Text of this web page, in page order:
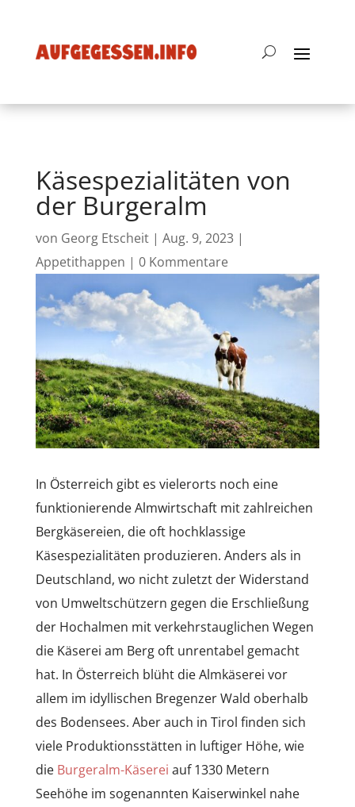
Käsespezialitäten von
der Burgeralm
von Georg Etscheit| Aug. 9, 2023|
Appetithappen | 0 Kommentare
In Österreich gibt es vielerorts noch eine
funktionierende Almwirtschaft mit zahlreichen
Bergkäsereien, die oft hochklassige
Käsespezialitäten produzieren. Anders als in
Deutschland, wo nicht zuletzt der Widerstand
von Umweltschützern gegen die Erschließung
der Hochalmen mit verkehrstauglichen Wegen
die Käserei am Berg oft unrentabel gemacht
hat. In Österreich blüht die Almkäserei vor
allem im idyllischen Bregenzer Wald oberhalb
des Bodensees. Aber auch in Tirol finden sich
viele Produktionsstätten in luftiger Höhe, wie
die Burgeralm-Käserei auf 1330 Metern
Seehöhe im sogenannten Kaiserwinkel nahe